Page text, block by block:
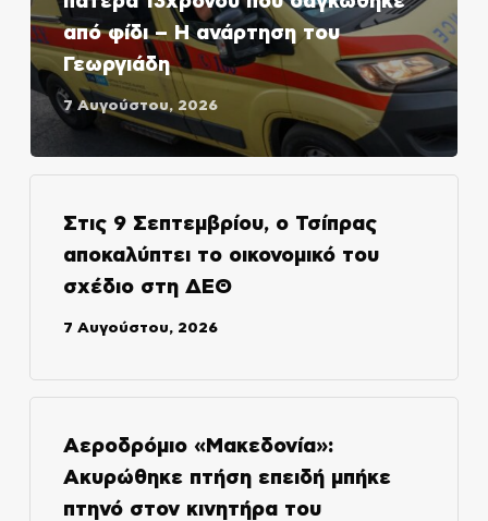
από φίδι – Η ανάρτηση του
Γεωργιάδη
7 Αυγούστου, 2026
Στις 9 Σεπτεμβρίου, ο Τσίπρας
αποκαλύπτει το οικονομικό του
σχέδιο στη ΔΕΘ
7 Αυγούστου, 2026
Αεροδρόμιο «Μακεδονία»:
Ακυρώθηκε πτήση επειδή μπήκε
πτηνό στον κινητήρα του